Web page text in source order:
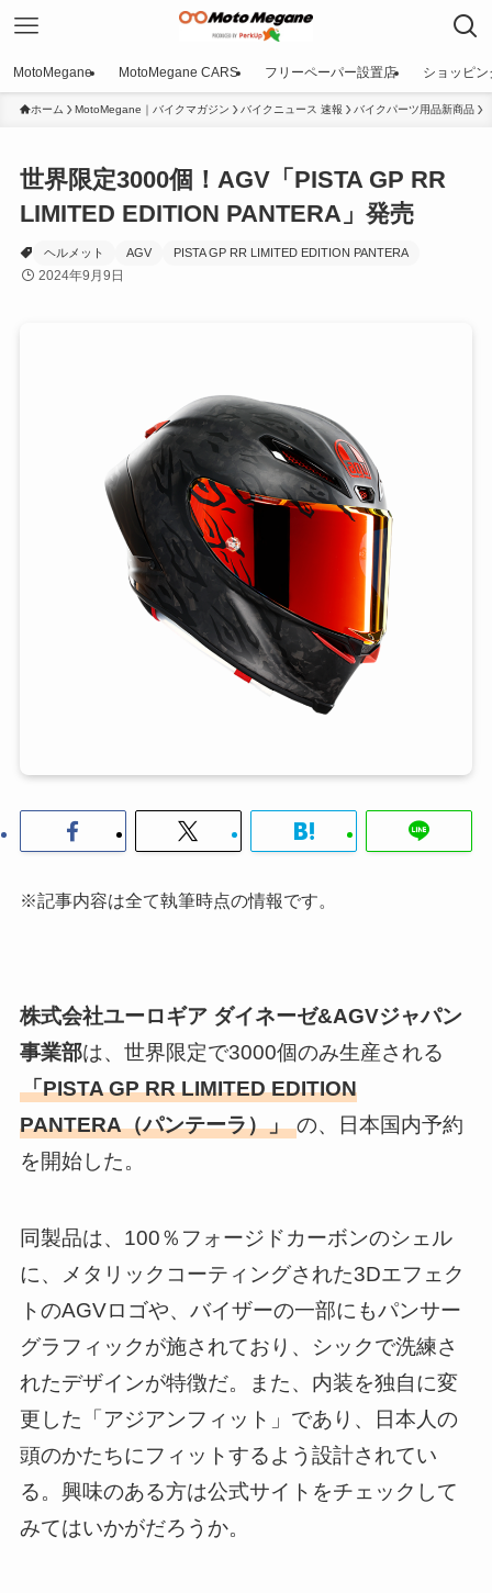
MotoMegane MotoMegane CARS フリーペーパー設置店 ショッピン
ホーム MotoMegane｜バイクマガジン バイクニュース 速報 バイクパーツ用品新商品
世界限定3000個！AGV「PISTA GP RR
LIMITED EDITION PANTERA」発売
ヘルメット AGV PISTA GP RR LIMITED EDITION PANTERA
2024年9月9日
※記事内容は全て執筆時点の情報です。
株式会社ユーロギア ダイネーゼ&AGVジャパン
事業部は、世界限定で3000個のみ生産される
「PISTA GP RR LIMITED EDITION
PANTERA（パンテーラ）」の、日本国内予約
を開始した。
同製品は、100％フォージドカーボンのシェル
に、メタリックコーティングされた3Dエフェク
トのAGVロゴや、バイザーの一部にもパンサー
グラフィックが施されており、シックで洗練さ
れたデザインが特徴だ。また、内装を独自に変
更した「アジアンフィット」であり、日本人の
頭のかたちにフィットするよう設計されてい
る。興味のある方は公式サイトをチェックして
みてはいかがだろうか。